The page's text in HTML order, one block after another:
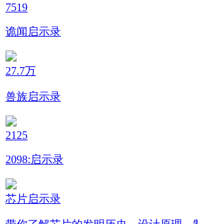
7519
诡闻启示录
27.7万
兽族启示录
2125
2098:启示录
芯片启示录